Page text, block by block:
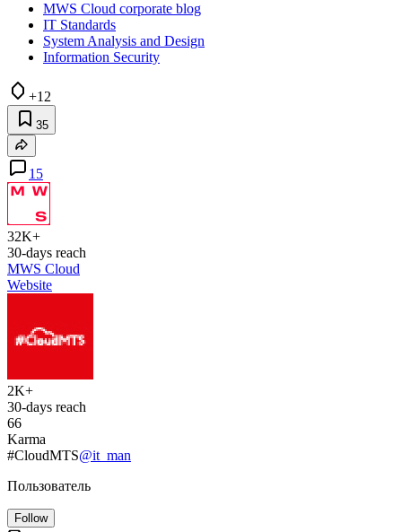
MWS Cloud corporate blog
IT Standards
System Analysis and Design
Information Security
+12
35
15
32K+
30-days reach
MWS Cloud
Website
2K+
30-days reach
66
Karma
#CloudMTS@it_man
Пользователь
Follow